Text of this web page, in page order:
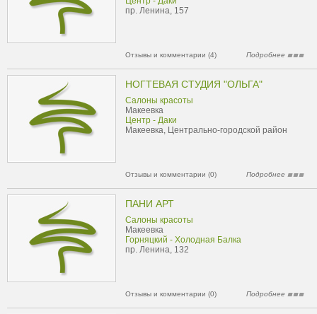
пр. Ленина, 157
Отзывы и комментарии (4) Подробнее
НОГТЕВАЯ СТУДИЯ "ОЛЬГА"
Салоны красоты
Макеевка
Центр - Даки
Макеевка, Центрально-городской район
Отзывы и комментарии (0) Подробнее
ПАНИ АРТ
Салоны красоты
Макеевка
Горняцкий - Холодная Балка
пр. Ленина, 132
Отзывы и комментарии (0) Подробнее